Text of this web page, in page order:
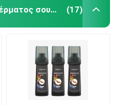
Εξάρτηση προσοχής δέρματος σουέτ (17)